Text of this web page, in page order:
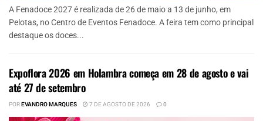
A Fenadoce 2027 é realizada de 26 de maio a 13 de junho, em
Pelotas, no Centro de Eventos Fenadoce. A feira tem como principal
destaque os doces...
Expoflora 2026 em Holambra começa em 28 de agosto e vai
até 27 de setembro
POREVANDRO MARQUES 7 DE AGOSTO DE 2026 0